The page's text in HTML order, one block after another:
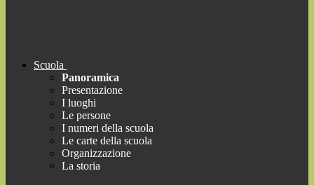
Scuola
Panoramica
Presentazione
I luoghi
Le persone
I numeri della scuola
Le carte della scuola
Organizzazione
La storia